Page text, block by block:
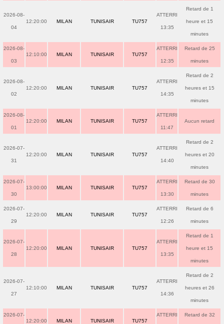
2026-08-
04
12:20:00 MILAN TUNISAIR TU757
ATTERRI
13:35
Retard de 1
heure et 15
minutes
2026-08-
03
12:10:00 MILAN TUNISAIR TU757
ATTERRI
12:35
Retard de 25
minutes
2026-08-
02
12:20:00 MILAN TUNISAIR TU757
ATTERRI
14:35
Retard de 2
heures et 15
minutes
2026-08-
01
12:20:00 MILAN TUNISAIR TU757
ATTERRI
11:47
Aucun retard
2026-07-
31
12:20:00 MILAN TUNISAIR TU757
ATTERRI
14:40
Retard de 2
heures et 20
minutes
2026-07-
30
13:00:00 MILAN TUNISAIR TU757
ATTERRI
13:30
Retard de 30
minutes
2026-07-
29
12:20:00 MILAN TUNISAIR TU757
ATTERRI
12:26
Retard de 6
minutes
2026-07-
28
12:20:00 MILAN TUNISAIR TU757
ATTERRI
13:35
Retard de 1
heure et 15
minutes
2026-07-
27
12:10:00 MILAN TUNISAIR TU757
ATTERRI
14:36
Retard de 2
heures et 26
minutes
2026-07-
12:20:00 MILAN TUNISAIR TU757
ATTERRI Retard de 32